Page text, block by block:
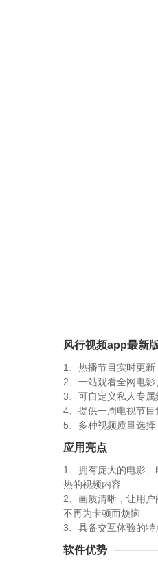
风行视频app最新
1、热播节目实时更新
2、一站观看全网电影
3、可自定义私人专属
4、提供一周电视节
5、多种视频质量选择
应用亮点
1、拥有庞大的电影
热的视频内容
2、画质清晰，让用
不再为卡顿而烦恼
3、具备交互体验的
软件优势